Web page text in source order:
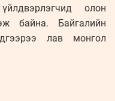
олон
байна. Байгалийн
лав монгол